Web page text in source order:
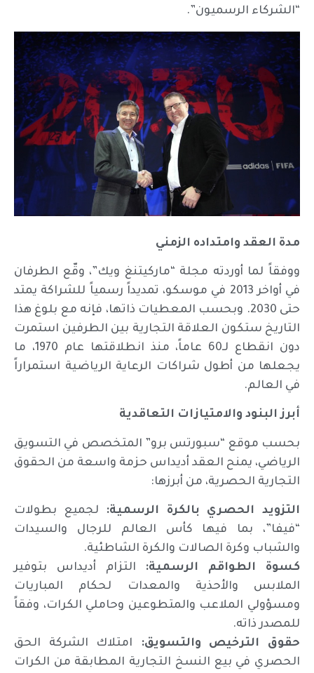
“الشركاء الرسميون”.
مدة العقد وامتداده الزمني
ووفقاً لما أوردته مجلة “ماركيتنغ ويك”، وقّع الطرفان
في أواخر 2013 في موسكو، تمديداً رسمياً للشراكة يمتد
حتى 2030. وبحسب المعطيات ذاتها، فإنه مع بلوغ هذا
التاريخ ستكون العلاقة التجارية بين الطرفين استمرت
دون انقطاع لـ60 عاماً، منذ انطلاقتها عام 1970، ما
يجعلها من أطول شراكات الرعاية الرياضية استمراراً
في العالم.
أبرز البنود والامتيازات التعاقدية
بحسب موقع “سبورتس برو” المتخصص في التسويق
الرياضي، يمنح العقد أديداس حزمة واسعة من الحقوق
التجارية الحصرية، من أبرزها:
التزويد الحصري بالكرة الرسمية: لجميع بطولات
“فيفا”، بما فيها كأس العالم للرجال والسيدات
والشباب وكرة الصالات والكرة الشاطئية.
كسوة الطواقم الرسمية: التزام أديداس بتوفير
الملابس والأحذية والمعدات لحكام المباريات
ومسؤولي الملاعب والمتطوعين وحاملي الكرات، وفقاً
للمصدر ذاته.
حقوق الترخيص والتسويق:
امتلاك الشركة الحق
الحصري في بيع النسخ التجارية المطابقة من الكرات